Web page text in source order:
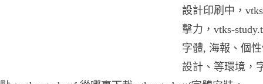
設計印刷中，
擊力，vtks-
字體, 海報、個
設計、等環境，